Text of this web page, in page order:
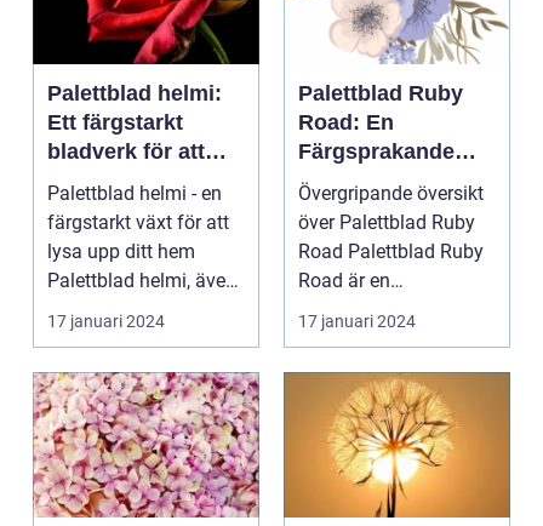
Palettblad helmi:
Ett färgstarkt
bladverk för att
lysa upp ditt hem
Palettblad helmi - en
färgstarkt växt för att
lysa upp ditt hem
Palettblad helmi, även
känt som col...
17 januari 2024
Palettblad Ruby
Road: En
Färgsprakande
Favorit för
Hemmet
Övergripande översikt
över Palettblad Ruby
Road Palettblad Ruby
Road är en
prydnadsväxt som har
bli...
17 januari 2024